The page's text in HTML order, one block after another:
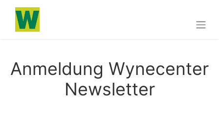
Anmeldung Wynecenter
Newsletter